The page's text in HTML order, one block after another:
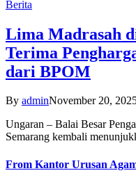
Berita
Lima Madrasah
Terima
dari BPOM
By adminNovember 20,
Ungaran – Balai Besar
Semarang kembali
From Kantor Urusan